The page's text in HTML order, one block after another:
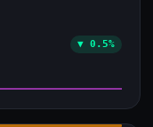
▼ 0.5%